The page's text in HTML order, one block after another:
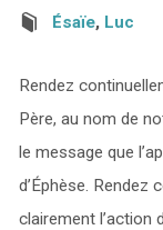
Ésaïe, Luc
Rendez
Père, au nom de
le message que
d’Éphèse. Rendez
clairement l’action